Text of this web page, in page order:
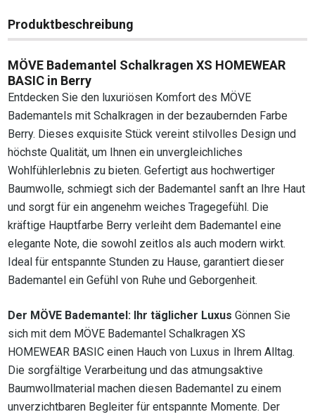
Produktbeschreibung
MÖVE Bademantel Schalkragen XS HOMEWEAR
BASIC in Berry
Entdecken Sie den luxuriösen Komfort des MÖVE
Bademantels mit Schalkragen in der bezaubernden Farbe
Berry. Dieses exquisite Stück vereint stilvolles Design und
höchste Qualität, um Ihnen ein unvergleichliches
Wohlfühlerlebnis zu bieten. Gefertigt aus hochwertiger
Baumwolle, schmiegt sich der Bademantel sanft an Ihre Haut
und sorgt für ein angenehm weiches Tragegefühl. Die
kräftige Hauptfarbe Berry verleiht dem Bademantel eine
elegante Note, die sowohl zeitlos als auch modern wirkt.
Ideal für entspannte Stunden zu Hause, garantiert dieser
Bademantel ein Gefühl von Ruhe und Geborgenheit.
Der MÖVE Bademantel: Ihr täglicher Luxus Gönnen Sie
sich mit dem MÖVE Bademantel Schalkragen XS
HOMEWEAR BASIC einen Hauch von Luxus in Ihrem Alltag.
Die sorgfältige Verarbeitung und das atmungsaktive
Baumwollmaterial machen diesen Bademantel zu einem
unverzichtbaren Begleiter für entspannte Momente. Der